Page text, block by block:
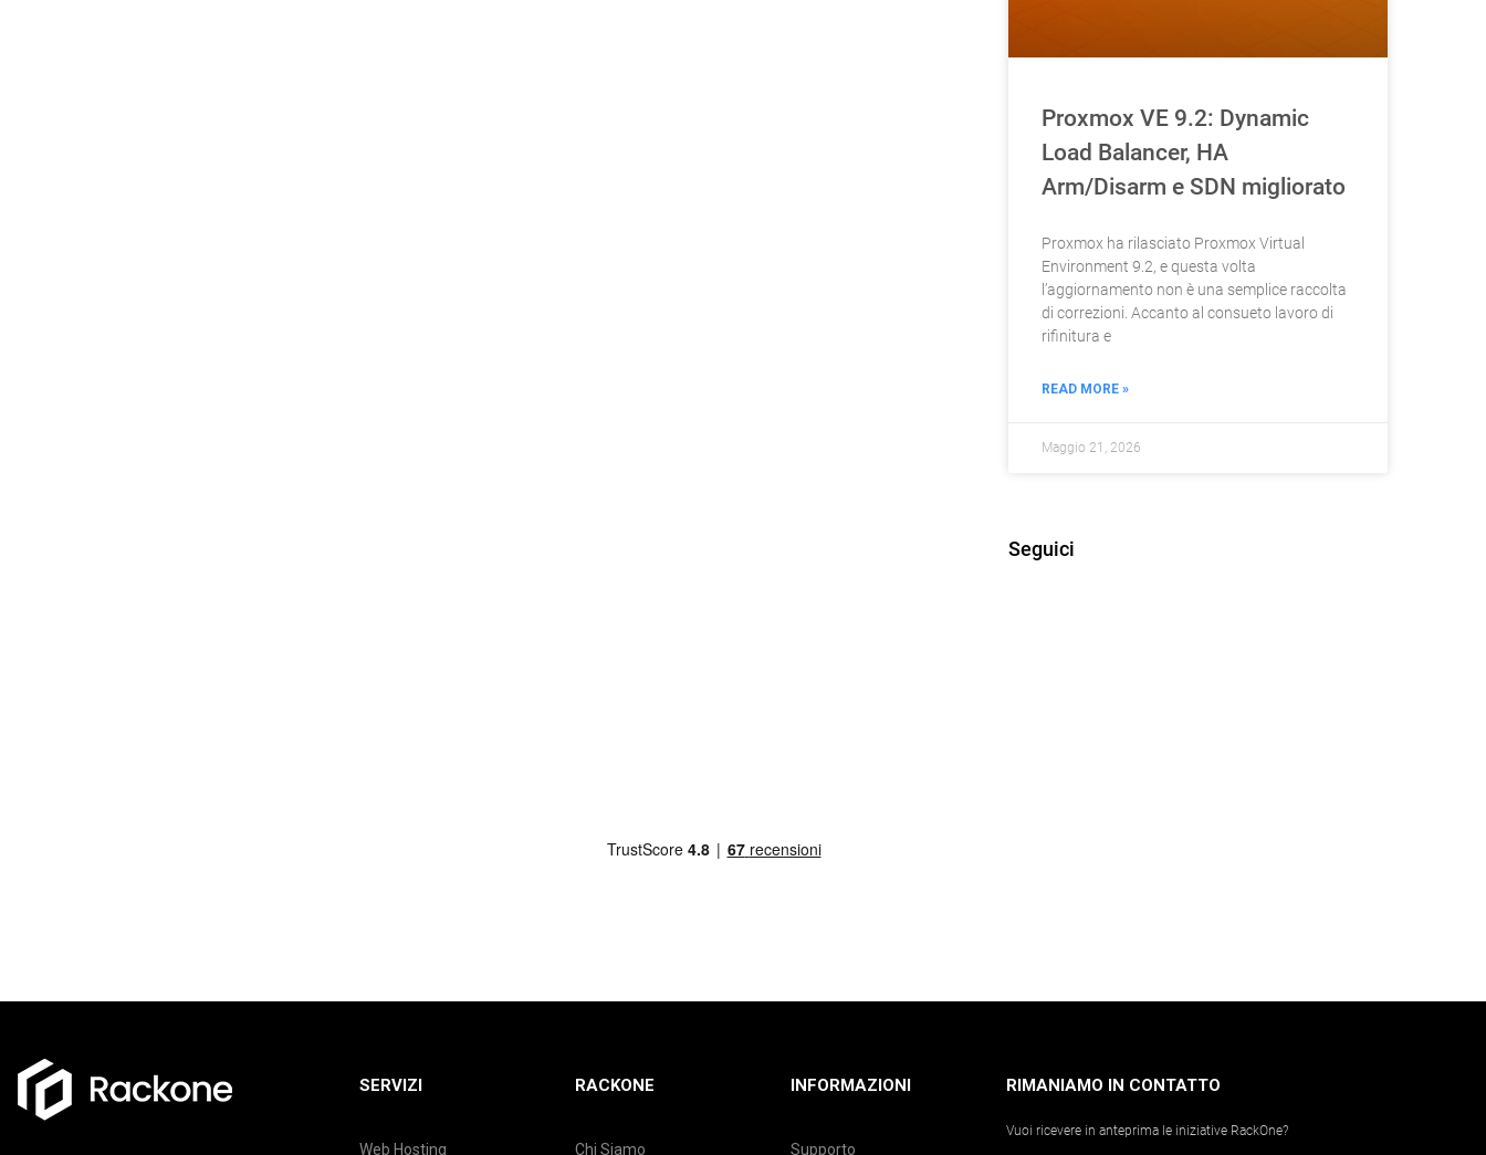
Proxmox VE 9.2: Dynamic
Load Balancer, HA
Arm/Disarm e SDN migliorato
Proxmox ha rilasciato Proxmox Virtual
Environment 9.2, e questa volta
l’aggiornamento non è una semplice raccolta
di correzioni. Accanto al consueto lavoro di
rifinitura e
READ MORE »
Maggio 21, 2026
Seguici
SERVIZI
Web Hosting
RACKONE
Chi Siamo
INFORMAZIONI
Supporto
RIMANIAMO IN CONTATTO
Vuoi ricevere in anteprima le iniziative RackOne?